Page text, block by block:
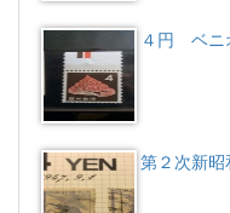
４円 ベニ
第２次新